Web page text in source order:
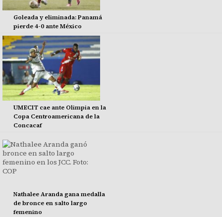
Goleada y eliminada: Panamá
pierde 4-0 ante México
UMECIT cae ante Olimpia en la
Copa Centroamericana de la
Concacaf
Nathalee Aranda gana medalla
de bronce en salto largo
femenino